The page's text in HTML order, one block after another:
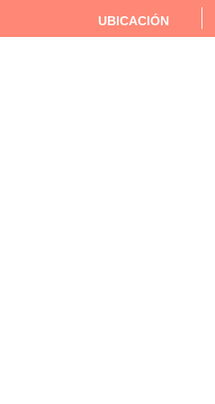
UBICACIÓN